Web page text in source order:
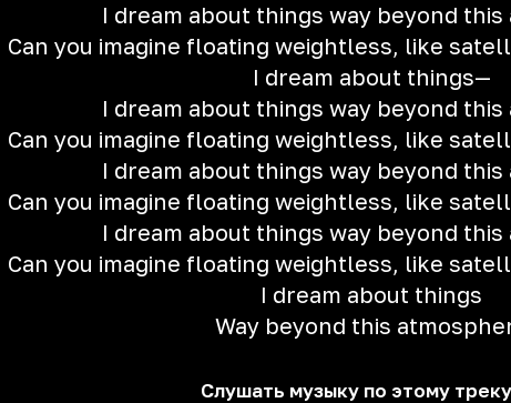
I dream about things way beyond
Can you imagine floating weightless, like
I dream about things—
I dream about things way beyond
Can you imagine floating weightless, like
I dream about things way beyond
Can you imagine floating weightless, like
I dream about things way bеyond
Can you imagine floating weightless, like
I dream about things
Way beyond this
Слушать музыку по этому треку